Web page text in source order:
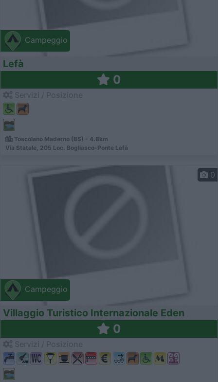
Campeggio
Lefà
0
Toscolano Maderno (BS) - 4.8km
Via Statale, 205 Loc. Bogliasco-Ponte Lefà
Campeggio
0
Villaggio Turistico Internazionale Eden
0